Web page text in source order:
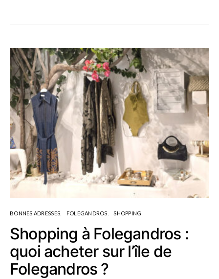
BONNES ADRESSES FOLEGANDROS SHOPPING
Shopping à Folegandros :
quoi acheter sur l’île de
Folegandros ?